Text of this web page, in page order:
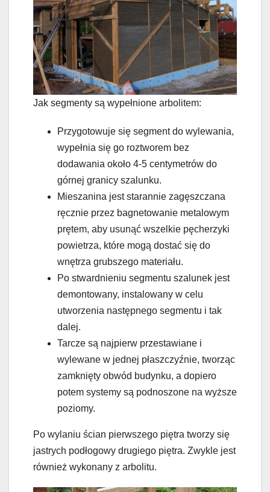
Jak segmenty są wypełnione arbolitem:
Przygotowuje się segment do wylewania,
wypełnia się go roztworem bez
dodawania około 4-5 centymetrów do
górnej granicy szalunku.
Mieszanina jest starannie zagęszczana
ręcznie przez bagnetowanie metalowym
prętem, aby usunąć wszelkie pęcherzyki
powietrza, które mogą dostać się do
wnętrza grubszego materiału.
Po stwardnieniu segmentu szalunek jest
demontowany, instalowany w celu
utworzenia następnego segmentu i tak
dalej.
Tarcze są najpierw przestawiane i
wylewane w jednej płaszczyźnie, tworząc
zamknięty obwód budynku, a dopiero
potem systemy są podnoszone na wyższe
poziomy.
Po wylaniu ścian pierwszego piętra tworzy się
jastrych podłogowy drugiego piętra. Zwykle jest
również wykonany z arbolitu.